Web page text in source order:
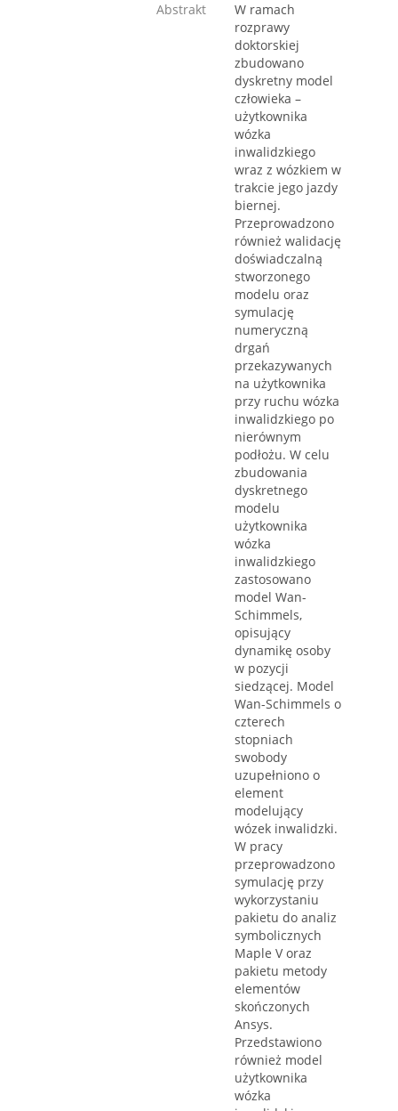
Abstrakt
W ramach
rozprawy
doktorskiej
zbudowano
dyskretny model
człowieka –
użytkownika
wózka
inwalidzkiego
wraz z wózkiem w
trakcie jego jazdy
biernej.
Przeprowadzono
również walidację
doświadczalną
stworzonego
modelu oraz
symulację
numeryczną
drgań
przekazywanych
na użytkownika
przy ruchu wózka
inwalidzkiego po
nierównym
podłożu. W celu
zbudowania
dyskretnego
modelu
użytkownika
wózka
inwalidzkiego
zastosowano
model Wan-
Schimmels,
opisujący
dynamikę osoby
w pozycji
siedzącej. Model
Wan-Schimmels o
czterech
stopniach
swobody
uzupełniono o
element
modelujący
wózek inwalidzki.
W pracy
przeprowadzono
symulację przy
wykorzystaniu
pakietu do analiz
symbolicznych
Maple V oraz
pakietu metody
elementów
skończonych
Ansys.
Przedstawiono
również model
użytkownika
wózka